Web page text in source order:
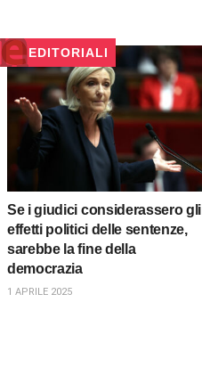
EDITORIALI
Se i giudici considerassero gli
effetti politici delle sentenze,
sarebbe la fine della
democrazia
1 APRILE 2025